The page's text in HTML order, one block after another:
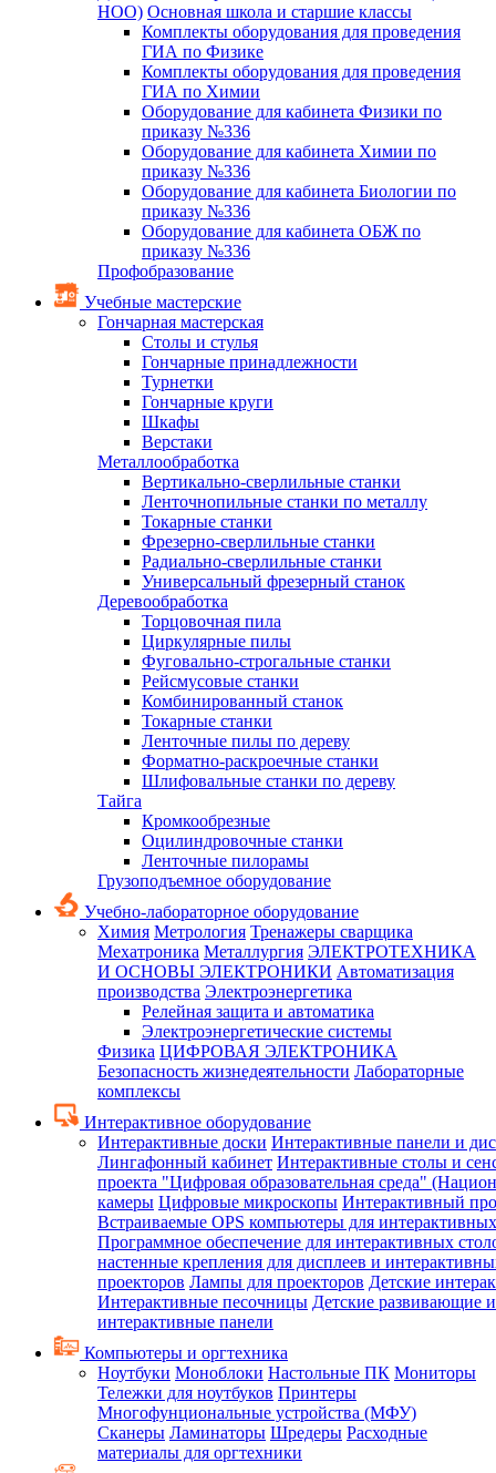
НОО) Основная школа и старшие классы
Комплекты оборудования для проведения
ГИА по Физике
Комплекты оборудования для проведения
ГИА по Химии
Оборудование для кабинета Физики по
приказу №336
Оборудование для кабинета Химии по
приказу №336
Оборудование для кабинета Биологии по
приказу №336
Оборудование для кабинета ОБЖ по
приказу №336
Профобразование
Учебные мастерские
Гончарная мастерская
Столы и стулья
Гончарные принадлежности
Турнетки
Гончарные круги
Шкафы
Верстаки
Металлообработка
Вертикально-сверлильные станки
Ленточнопильные станки по металлу
Токарные станки
Фрезерно-сверлильные станки
Радиально-сверлильные станки
Универсальный фрезерный станок
Деревообработка
Торцовочная пила
Циркулярные пилы
Фуговально-строгальные станки
Рейсмусовые станки
Комбинированный станок
Токарные станки
Ленточные пилы по дереву
Форматно-раскроечные станки
Шлифовальные станки по дереву
Тайга
Кромкообрезные
Оцилиндровочные станки
Ленточные пилорамы
Грузоподъемное оборудование
Учебно-лабораторное оборудование
Химия Метрология Тренажеры сварщика
Мехатроника Металлургия ЭЛЕКТРОТЕХНИКА
И ОСНОВЫ ЭЛЕКТРОНИКИ Автоматизация
производства Электроэнергетика
Релейная защита и автоматика
Электроэнергетические системы
Физика ЦИФРОВАЯ ЭЛЕКТРОНИКА
Безопасность жизнедеятельности Лабораторные
комплексы
Интерактивное оборудование
Интерактивные доски Интерактивные панели и
Лингафонный кабинет Интерактивные столы и
проекта "Цифровая образовательная среда"
камеры Цифровые микроскопы Интерактивный
Встраиваемые OPS компьютеры для
Программное обеспечение для интерактивных
настенные крепления для дисплеев и
проекторов Лампы для проекторов Детские
Интерактивные песочницы Детские развивающие
интерактивные панели
Компьютеры и оргтехника
Ноутбуки Моноблоки Настольные ПК Мониторы
Тележки для ноутбуков Принтеры
Многофунциональные устройства (МФУ)
Сканеры Ламинаторы Шредеры Расходные
материалы для оргтехники